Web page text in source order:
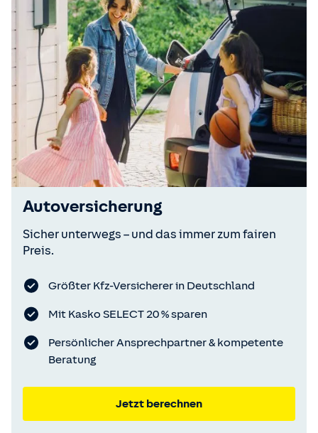
Autoversicherung
Sicher unterwegs – und das immer zum fairen
Preis.
Größter Kfz-Versicherer in Deutschland
Mit Kasko SELECT 20 % sparen
Persönlicher Ansprechpartner & kompetente
Beratung
Jetzt berechnen